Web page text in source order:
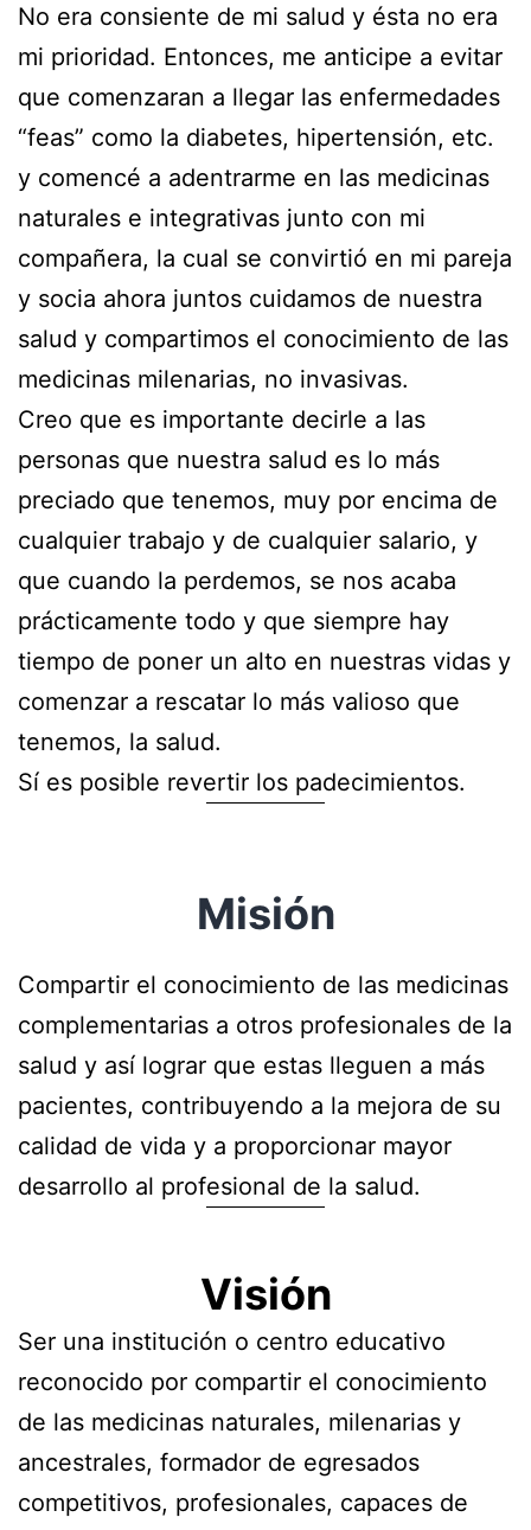
No era consiente de mi salud y ésta no era
mi prioridad. Entonces, me anticipe a evitar
que comenzaran a llegar las enfermedades
“feas” como la diabetes, hipertensión, etc.
y comencé a adentrarme en las medicinas
naturales e integrativas junto con mi
compañera, la cual se convirtió en mi pareja
y socia ahora juntos cuidamos de nuestra
salud y compartimos el conocimiento de las
medicinas milenarias, no invasivas.
Creo que es importante decirle a las
personas que nuestra salud es lo más
preciado que tenemos, muy por encima de
cualquier trabajo y de cualquier salario, y
que cuando la perdemos, se nos acaba
prácticamente todo y que siempre hay
tiempo de poner un alto en nuestras vidas y
comenzar a rescatar lo más valioso que
tenemos, la salud.
Sí es posible revertir los padecimientos.
Misión
Compartir el conocimiento de las medicinas
complementarias a otros profesionales de la
salud y así lograr que estas lleguen a más
pacientes, contribuyendo a la mejora de su
calidad de vida y a proporcionar mayor
desarrollo al profesional de la salud.
Visión
Ser una institución o centro educativo
reconocido por compartir el conocimiento
de las medicinas naturales, milenarias y
ancestrales, formador de egresados
competitivos, profesionales, capaces de